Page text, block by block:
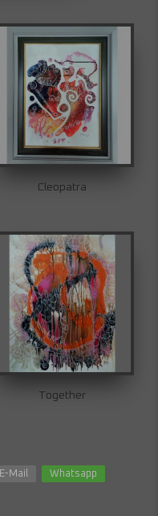
Cleopatra
Together
E-Mail Whatsapp